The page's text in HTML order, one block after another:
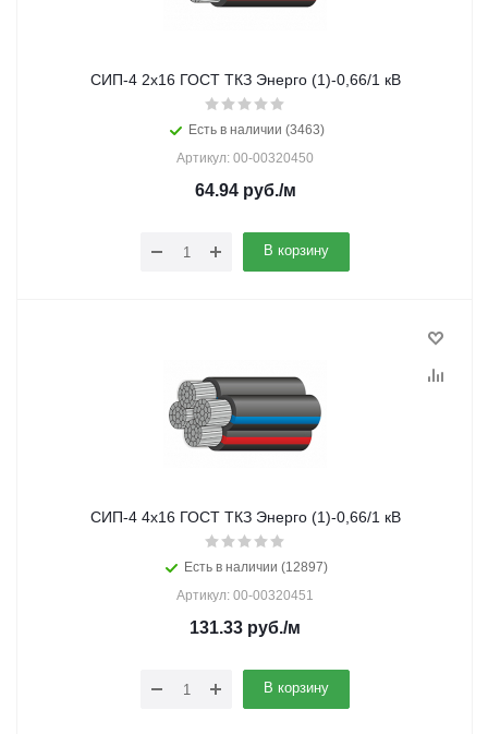
СИП-4 2х16 ГОСТ ТКЗ Энерго (1)-0,66/1 кВ
Есть в наличии (3463)
Артикул: 00-00320450
64.94руб./м
В корзину
СИП-4 4х16 ГОСТ ТКЗ Энерго (1)-0,66/1 кВ
Есть в наличии (12897)
Артикул: 00-00320451
131.33 руб./м
В корзину